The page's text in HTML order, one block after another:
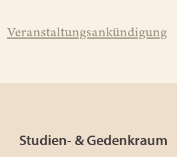
Veranstaltungsankündigung
Studien- & Gedenkraum